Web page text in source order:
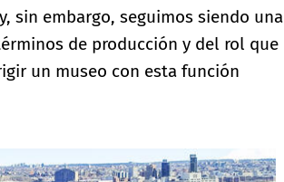
sin embargo, seguimos siendo una
de producción y del rol que
un museo con esta función